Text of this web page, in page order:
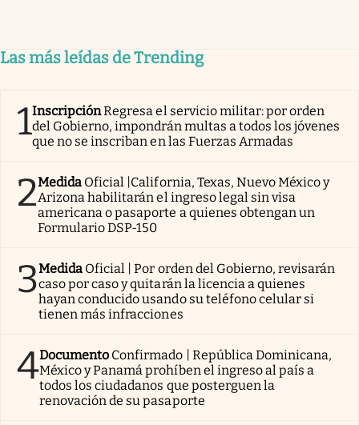
Las más leídas de Trending
1InscripciónRegresa el servicio militar: por orden
del Gobierno, impondrán multas a todos los jóvenes
que no se inscriban en las Fuerzas Armadas
2Medida Oficial |California, Texas, Nuevo México y
Arizona habilitarán el ingreso legal sin visa
americana o pasaporte a quienes obtengan un
Formulario DSP-150
3Medida Oficial | Por orden del Gobierno, revisarán
caso por caso y quitarán la licencia a quienes
hayan conducido usando su teléfono celular si
tienen más infracciones
4Documento Confirmado | República Dominicana,
México y Panamá prohíben el ingreso al país a
todos los ciudadanos que posterguen la
renovación de su pasaporte